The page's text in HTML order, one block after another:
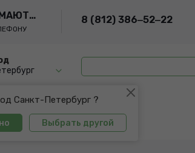
НЕ ПРИНИМАЮТСЯ 8 (812) 386‒52‒22
Санкт-Петербург ?
Выбрать другой